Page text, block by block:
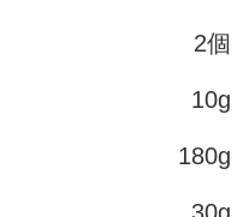
2個
10g
180g
30g